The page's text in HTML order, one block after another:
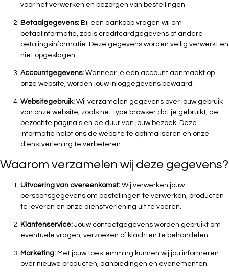
voor het verwerken en bezorgen van bestellingen.
Betaalgegevens: Bij een aankoop vragen wij om
betaalinformatie, zoals creditcardgegevens of andere
betalingsinformatie. Deze gegevens worden veilig verwerkt en
niet opgeslagen.
Accountgegevens: Wanneer je een account aanmaakt op
onze website, worden jouw inloggegevens bewaard.
Websitegebruik: Wij verzamelen gegevens over jouw gebruik
van onze website, zoals het type browser dat je gebruikt, de
bezochte pagina’s en de duur van jouw bezoek. Deze
informatie helpt ons de website te optimaliseren en onze
dienstverlening te verbeteren.
Waarom verzamelen wij deze gegevens?
Uitvoering van overeenkomst: Wij verwerken jouw
persoonsgegevens om bestellingen te verwerken, producten
te leveren en onze dienstverlening uit te voeren.
Klantenservice: Jouw contactgegevens worden gebruikt om
eventuele vragen, verzoeken of klachten te behandelen.
Marketing: Met jouw toestemming kunnen wij jou informeren
over nieuwe producten, aanbiedingen en evenementen.